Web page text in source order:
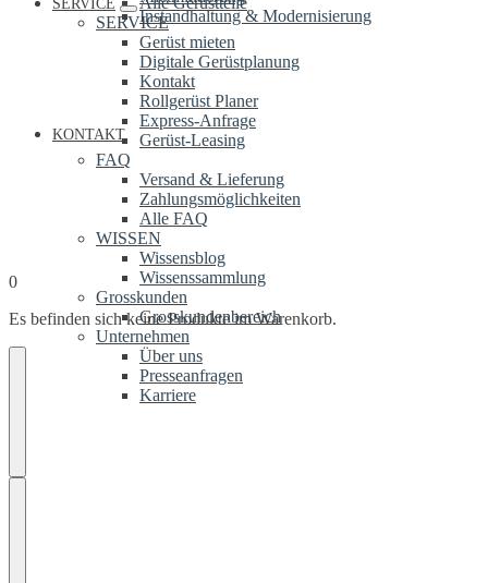
Instandhaltung & Modernisierung
SERVICE
SERVICE
Gerüst mieten
Digitale Gerüstplanung
Kontakt
Rollgerüst Planer
Express-Anfrage
Gerüst-Leasing
FAQ
Versand & Lieferung
Zahlungsmöglichkeiten
Alle FAQ
WISSEN
Wissensblog
Wissenssammlung
Grosskunden
Grosskundenbereich
Unternehmen
Über uns
Presseanfragen
Karriere
KONTAKT
0
Es befinden sich keine Produkte im Warenkorb.